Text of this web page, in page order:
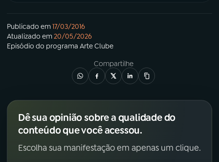
Publicado em17/03/2016
Atualizado em20/05/2026
Episódio do programa Arte Clube
Compartilhe
Dê sua opinião sobre a qualidade do
conteúdo que você acessou.
Escolha sua manifestação em apenas um clique.